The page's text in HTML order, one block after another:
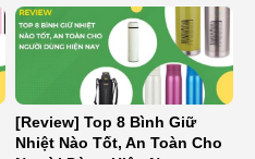
[Review] Top 8 Bình Giữ
Nhiệt Nào Tốt, An Toàn Cho